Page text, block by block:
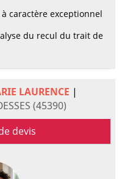
caractère exceptionnel
du recul du trait de
LAURENCE |
(45390)
devis